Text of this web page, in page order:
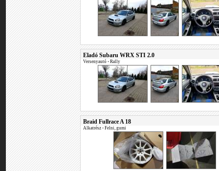
Eladó Subaru WRX STI 2.0
Versenyautó • Rally
Braid Fullrace A 18
Alkatrész • Felni, gumi